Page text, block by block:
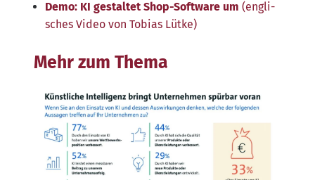
Demo: KI gestal­tet Shop-Soft­ware um (eng­li­
sches Video von Tobi­as Lütke)
Mehr zum Thema